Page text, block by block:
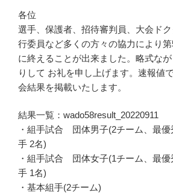
各位
選手、保護者、招待審判員、大会ド
行委員など多くの方々の協力により
に終えることが出来ました。略式な
りして お礼を申し上げます。速報値
会結果を掲載いたします。
結果一覧：wado58result_20220911
・組手試合 団体男子(2チーム、最優
手 2名)
・組手試合 団体女子(1チーム、最優
手 1名)
・基本組手(2チーム)